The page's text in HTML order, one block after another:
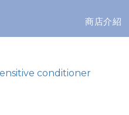
商店介紹